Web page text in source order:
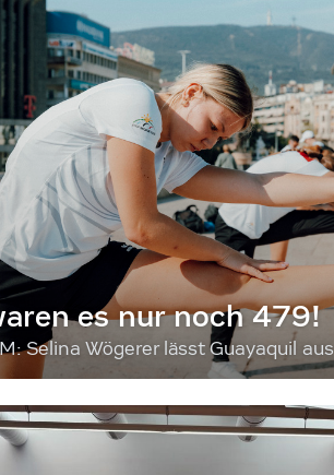
es nur noch 479!
Selina Wögerer lässt Guayaquil aus